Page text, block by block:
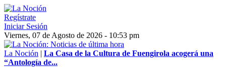
Regístrate
Iniciar Sesión
Viernes, 07 de Agosto de 2026 - 10:53 pm
La Noción | La Casa de la Cultura de Fuengirola acogerá una
“Antología de...